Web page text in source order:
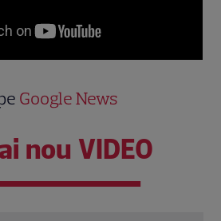
Google News
nou VIDEO